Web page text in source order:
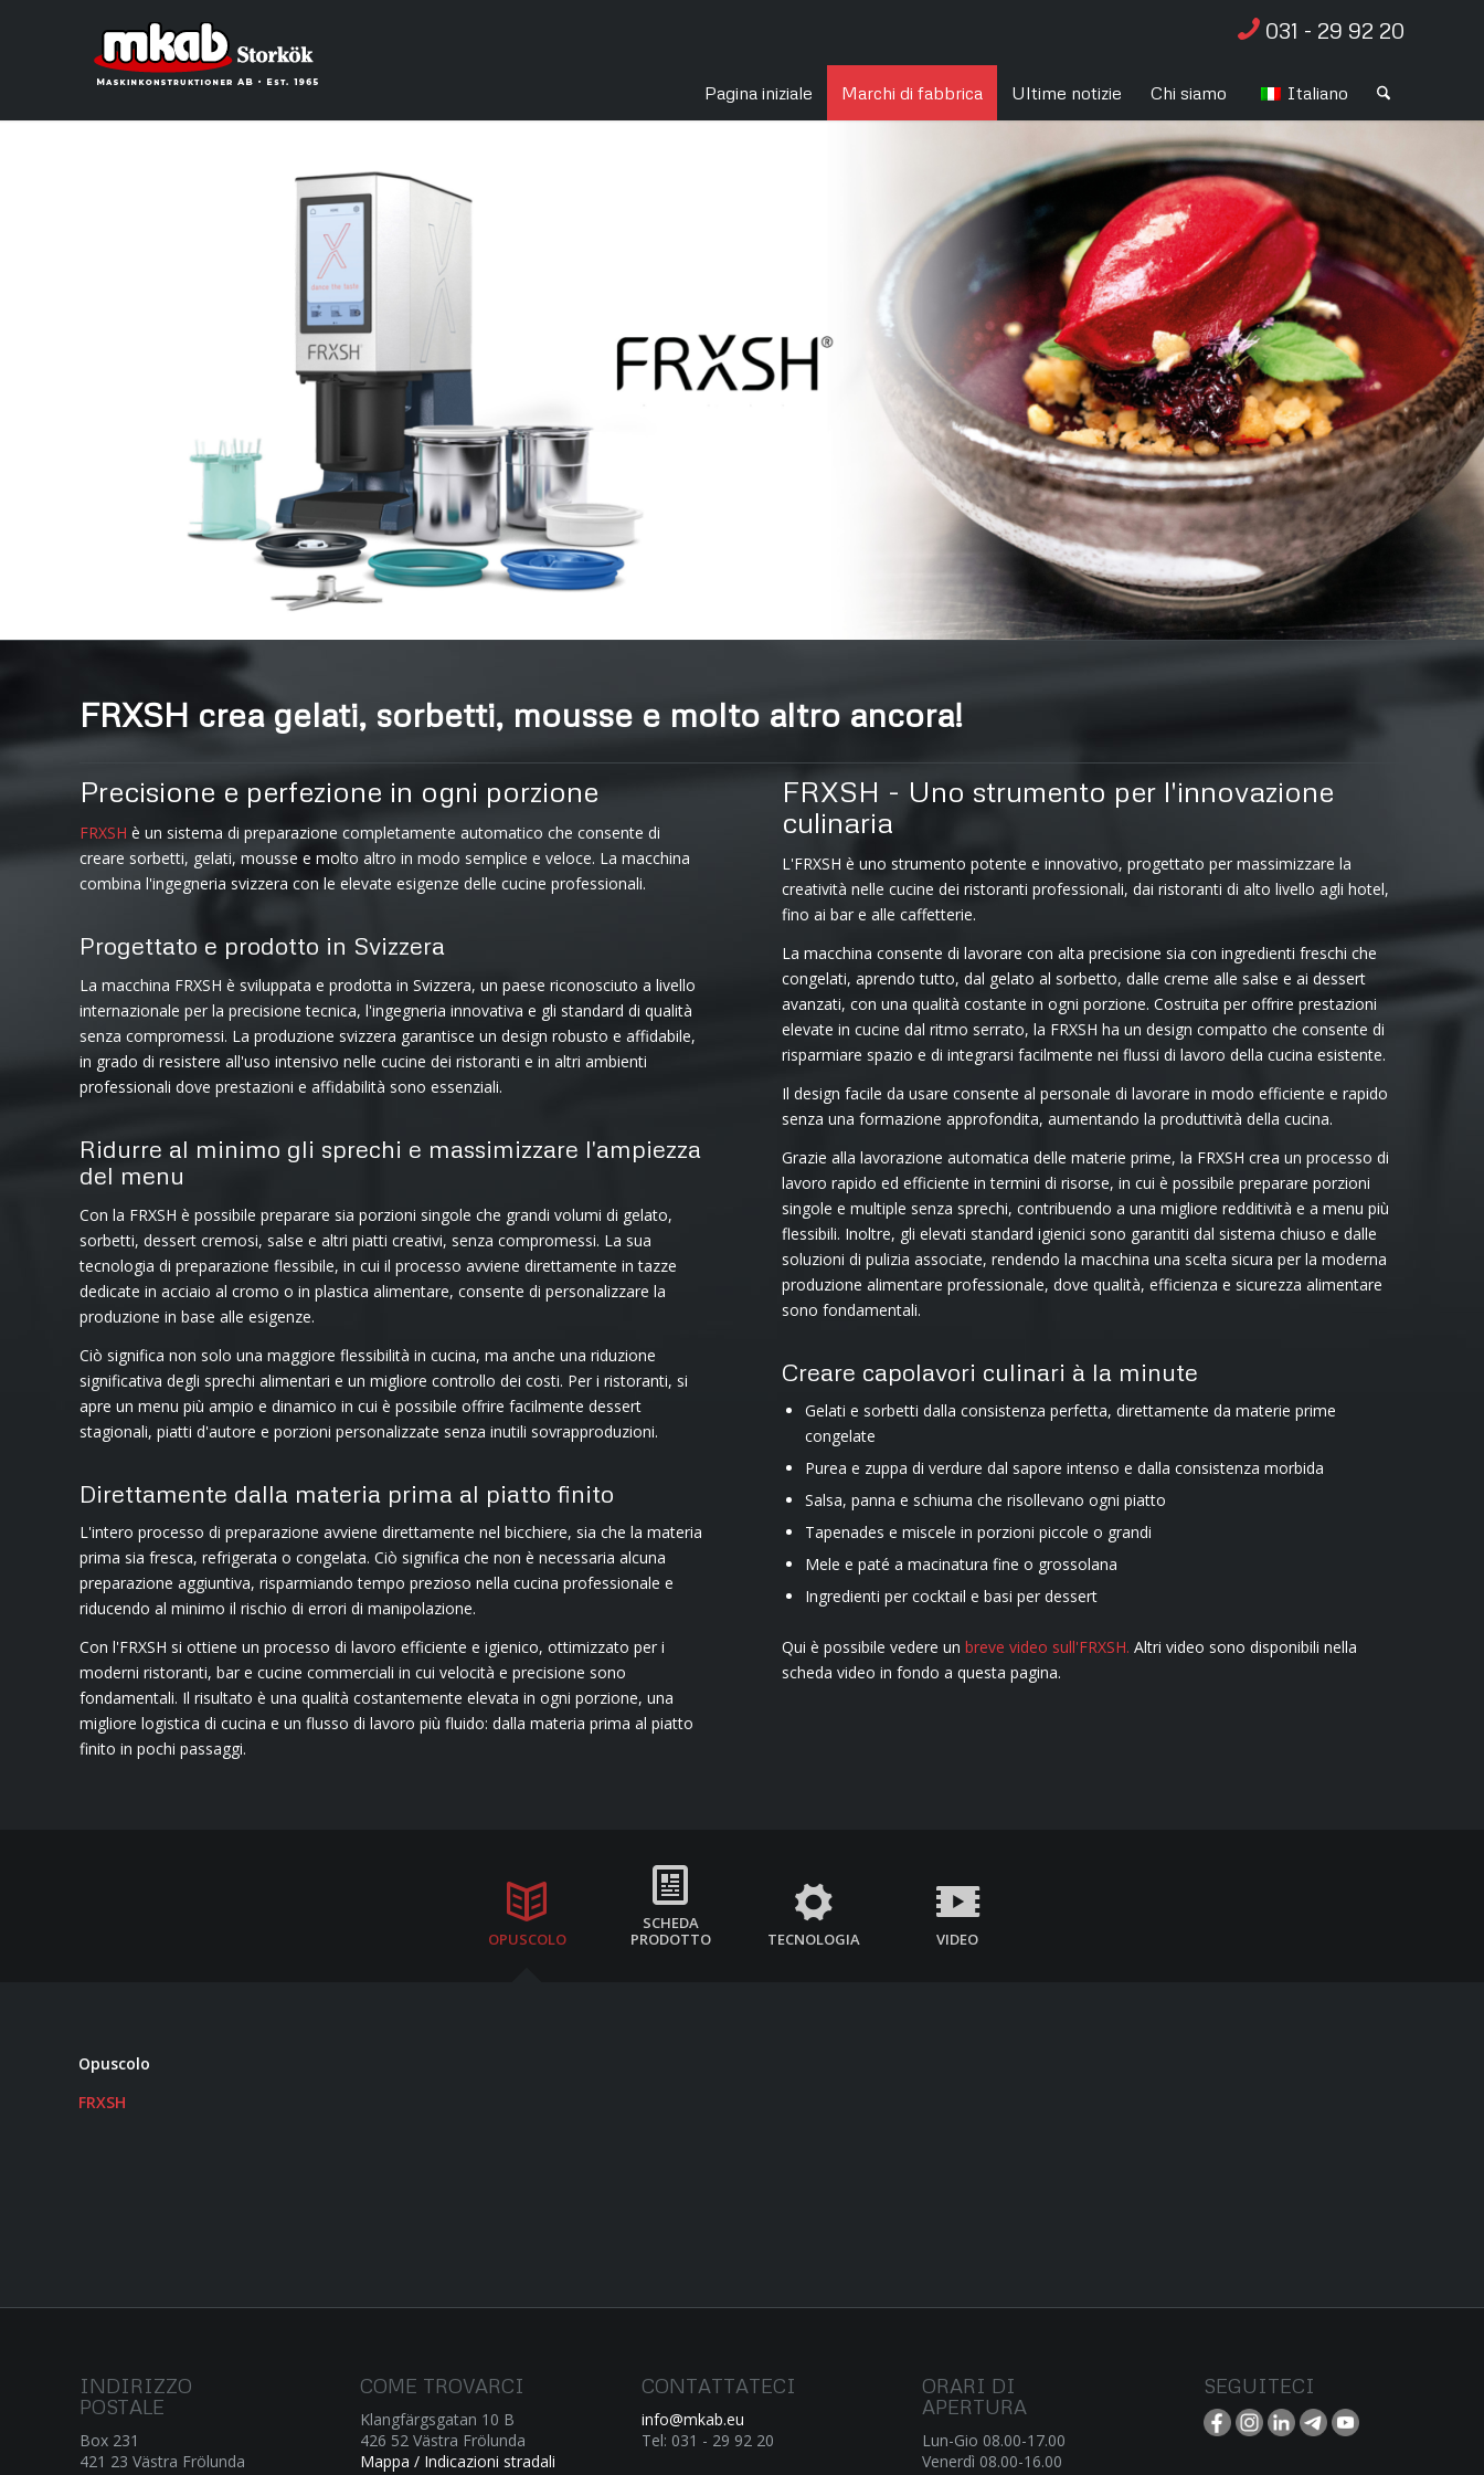
031 - 29 92 20
Pagina iniziale Marchi di fabbrica Ultime notizie Chi siamo Italiano
FRXSH crea gelati, sorbetti, mousse e molto altro ancora!
Precisione e perfezione in ogni porzione
FRXSH è un sistema di preparazione completamente automatico che consente di
creare sorbetti, gelati, mousse e molto altro in modo semplice e veloce. La macchina
combina l'ingegneria svizzera con le elevate esigenze delle cucine professionali.
Progettato e prodotto in Svizzera
La macchina FRXSH è sviluppata e prodotta in Svizzera, un paese riconosciuto a livello
internazionale per la precisione tecnica, l'ingegneria innovativa e gli standard di qualità
senza compromessi. La produzione svizzera garantisce un design robusto e affidabile,
in grado di resistere all'uso intensivo nelle cucine dei ristoranti e in altri ambienti
professionali dove prestazioni e affidabilità sono essenziali.
Ridurre al minimo gli sprechi e massimizzare l'ampiezza
del menu
Con la FRXSH è possibile preparare sia porzioni singole che grandi volumi di gelato,
sorbetti, dessert cremosi, salse e altri piatti creativi, senza compromessi. La sua
tecnologia di preparazione flessibile, in cui il processo avviene direttamente in tazze
dedicate in acciaio al cromo o in plastica alimentare, consente di personalizzare la
produzione in base alle esigenze.
Ciò significa non solo una maggiore flessibilità in cucina, ma anche una riduzione
significativa degli sprechi alimentari e un migliore controllo dei costi. Per i ristoranti, si
apre un menu più ampio e dinamico in cui è possibile offrire facilmente dessert
stagionali, piatti d'autore e porzioni personalizzate senza inutili sovrapproduzioni.
Direttamente dalla materia prima al piatto finito
L'intero processo di preparazione avviene direttamente nel bicchiere, sia che la materia
prima sia fresca, refrigerata o congelata. Ciò significa che non è necessaria alcuna
preparazione aggiuntiva, risparmiando tempo prezioso nella cucina professionale e
riducendo al minimo il rischio di errori di manipolazione.
Con l'FRXSH si ottiene un processo di lavoro efficiente e igienico, ottimizzato per i
moderni ristoranti, bar e cucine commerciali in cui velocità e precisione sono
fondamentali. Il risultato è una qualità costantemente elevata in ogni porzione, una
migliore logistica di cucina e un flusso di lavoro più fluido: dalla materia prima al piatto
finito in pochi passaggi.
FRXSH - Uno strumento per l'innovazione
culinaria
L'FRXSH è uno strumento potente e innovativo, progettato per massimizzare la
creatività nelle cucine dei ristoranti professionali, dai ristoranti di alto livello agli hotel,
fino ai bar e alle caffetterie.
La macchina consente di lavorare con alta precisione sia con ingredienti freschi che
congelati, aprendo tutto, dal gelato al sorbetto, dalle creme alle salse e ai dessert
avanzati, con una qualità costante in ogni porzione. Costruita per offrire prestazioni
elevate in cucine dal ritmo serrato, la FRXSH ha un design compatto che consente di
risparmiare spazio e di integrarsi facilmente nei flussi di lavoro della cucina esistente.
Il design facile da usare consente al personale di lavorare in modo efficiente e rapido
senza una formazione approfondita, aumentando la produttività della cucina.
Grazie alla lavorazione automatica delle materie prime, la FRXSH crea un processo di
lavoro rapido ed efficiente in termini di risorse, in cui è possibile preparare porzioni
singole e multiple senza sprechi, contribuendo a una migliore redditività e a menu più
flessibili. Inoltre, gli elevati standard igienici sono garantiti dal sistema chiuso e dalle
soluzioni di pulizia associate, rendendo la macchina una scelta sicura per la moderna
produzione alimentare professionale, dove qualità, efficienza e sicurezza alimentare
sono fondamentali.
Creare capolavori culinari à la minute
Gelati e sorbetti dalla consistenza perfetta, direttamente da materie prime
congelate
Purea e zuppa di verdure dal sapore intenso e dalla consistenza morbida
Salsa, panna e schiuma che risollevano ogni piatto
Tapenades e miscele in porzioni piccole o grandi
Mele e paté a macinatura fine o grossolana
Ingredienti per cocktail e basi per dessert
Qui è possibile vedere un breve video sull'FRXSH. Altri video sono disponibili nella
scheda video in fondo a questa pagina.
OPUSCOLO
SCHEDA
PRODOTTO
TECNOLOGIA VIDEO
Opuscolo
FRXSH
INDIRIZZO
POSTALE
Box 231
421 23 Västra Frölunda
COME TROVARCI
Klangfärgsgatan 10 B
426 52 Västra Frölunda
Mappa / Indicazioni stradali
CONTATTATECI
info@mkab.eu
Tel: 031 - 29 92 20
ORARI DI
APERTURA
Lun-Gio 08.00-17.00
Venerdì 08.00-16.00
SEGUITECI